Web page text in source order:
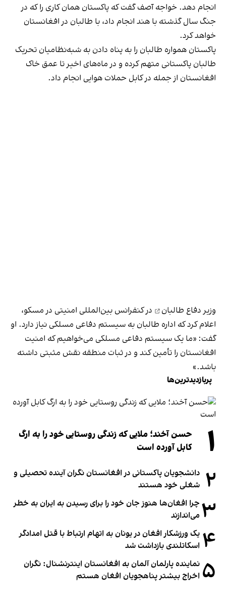
انجام دهد. خواجه آصف گفت که پاکستان همان کاری را که در
جنگ سال گذشته با هند انجام داد، با طالبان در افغانستان
خواهد کرد.
پاکستان همواره طالبان را به پناه دادن به شبه‌نظامیان تحریک
طالبان پاکستانی متهم کرده و در ماه‌های اخیر تا عمق خاک
افغانستان از جمله در کابل حملات هوایی انجام داد.
وزیر دفاع طالبان
در کنفرانس بین‌المللی امنیتی در مسکو،
اعلام کرد که اداره طالبان به سیستم دفاعی مسلکی نیاز دارد. او
گفت: «ما یک سیستم دفاعی مسلکی می‌خواهیم که امنیت
افغانستان را تأمین کند و در ثبات منطقه نقش مثبتی داشته
باشد.»
پربازدیدترین‌ها
۱
حسن آخند؛ ملایی که زندگی روستایی خود را به ارگ
کابل آورده است
۲ دانشجویان پاکستانی در افغانستان نگران آینده تحصیلی و
شغلی خود هستند
۳ چرا افغان‌ها هنوز جان خود را برای رسیدن به ایران به خطر
می‌اندازند
۴ یک ورزشکار افغان در یونان به اتهام ارتباط با قتل امدادگر
اسکاتلندی بازداشت شد
۵ نماینده پارلمان آلمان به افغانستان اینترنشنال: نگران
اخراج بیشتر پناهجویان افغان هستم